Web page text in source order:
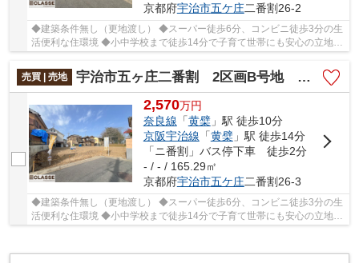
京都府宇治市五ケ庄二番割26-2
◆建築条件無し（更地渡し） ◆スーパー徒歩6分、コンビニ徒歩3分の生
活便利な住環境 ◆小中学校まで徒歩14分で子育て世帯にも安心の立地
◆通勤・通学に便利な2WAYアクセス可能 ◆真裏が大...
売買 | 売地
宇治市五ヶ庄二番割 2区画B号地 売土地 建築条件無し
2,570万円
奈良線 「黄檗」駅 徒歩10分
京阪宇治線 「黄檗」駅 徒歩14分
「ニ番割」バス停下車 徒歩2分
- / - / 165.29㎡
京都府宇治市五ケ庄二番割26-3
◆建築条件無し（更地渡し） ◆スーパー徒歩6分、コンビニ徒歩3分の生
活便利な住環境 ◆小中学校まで徒歩14分で子育て世帯にも安心の立地